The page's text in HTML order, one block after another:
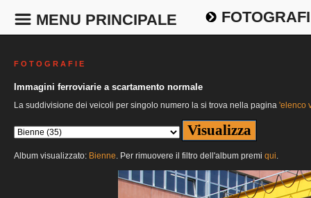
MENU PRINCIPALE
F O T O G R A F I E
Immagini ferroviarie a scartamento normale
La suddivisione dei veicoli per singolo numero la si trova nella pagina 'elenco
Album visualizzato: Bienne. Per rimuovere il filtro dell'album premi qui.